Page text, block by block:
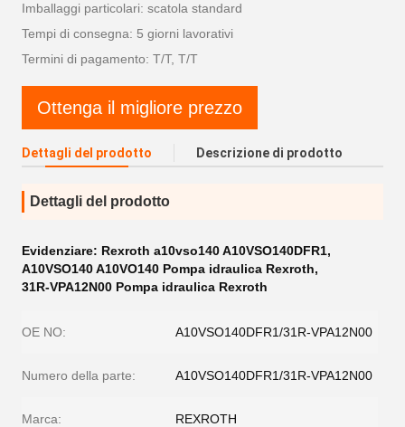
Imballaggi particolari: scatola standard
Tempi di consegna: 5 giorni lavorativi
Termini di pagamento: T/T, T/T
Ottenga il migliore prezzo
Dettagli del prodotto Descrizione di prodotto
Dettagli del prodotto
Evidenziare: Rexroth a10vso140 A10VSO140DFR1,
A10VSO140 A10VO140 Pompa idraulica Rexroth,
31R-VPA12N00 Pompa idraulica Rexroth
OE NO: A10VSO140DFR1/31R-VPA12N00
Numero della parte: A10VSO140DFR1/31R-VPA12N00
Marca: REXROTH